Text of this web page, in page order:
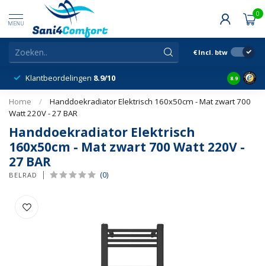
MENU
0
€ Incl. btw
Klantbeordelingen 8.9/10 8.9
Home /
Handdoekradiator Elektrisch 160x50cm - Mat zwart 700
Watt 220V - 27 BAR
Handdoekradiator Elektrisch
160x50cm - Mat zwart 700 Watt 220V -
27 BAR
BELRAD (0)